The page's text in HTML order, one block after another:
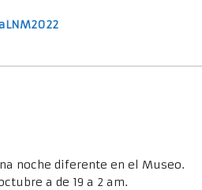
noche diferente en el Museo.
a de 19 a 2 am.